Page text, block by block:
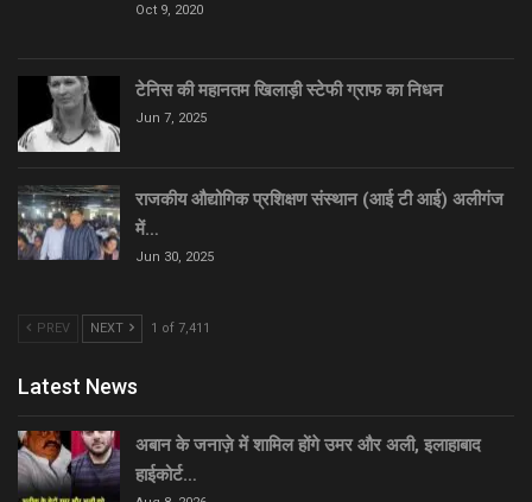
Oct 9, 2020
टेनिस की महानतम खिलाड़ी स्टेफी ग्राफ का निधन
Jun 7, 2025
राजकीय औद्योगिक प्रशिक्षण संस्थान (आई टी आई) अलीगंज
में…
Jun 30, 2025
PREV NEXT 1 of 7,411
Latest News
अबान के जनाज़े में शामिल होंगे उमर और अली, इलाहाबाद
हाईकोर्ट…